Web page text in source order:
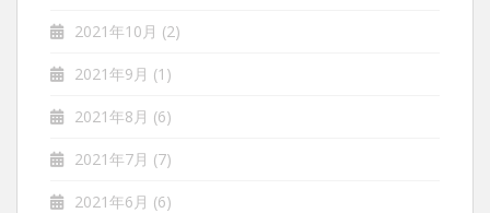
2021年10月 (2)
2021年9月 (1)
2021年8月 (6)
2021年7月 (7)
2021年6月 (6)